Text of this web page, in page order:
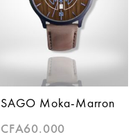
SAGO Moka-Marron
CFA60.000